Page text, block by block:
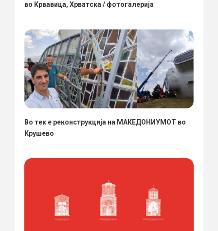
во Крвавица, Хрватска / фотогалерија
Во тек е реконструкција на МАКЕДОНИУМОТ во
Крушево